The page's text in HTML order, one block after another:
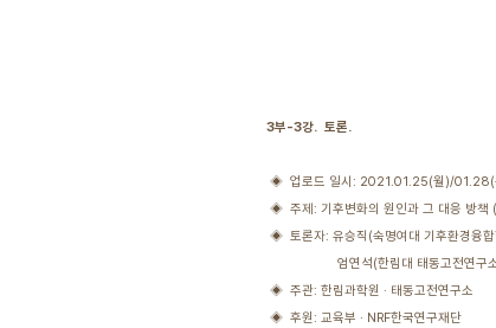
3부-3강. 토론.
◈ 업로드 일시: 2021.01.25(월)/01.28(
◈ 주제: 기후변화의 원인과 그 대응 방책
◈ 토론자: 유승직(숙명여대 기후환경융합
엄연석(한림대 태동고전연구소 소장
◈ 주관: 한림과학원 · 태동고전연구소
◈ 후원: 교육부 · NRF한국연구재단